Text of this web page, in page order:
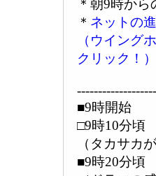
＊朝9時か
＊ ネットの
（ウイング
クリック！）
■9時開始
□9時10分頃
（タカサカ
■9時20分頃